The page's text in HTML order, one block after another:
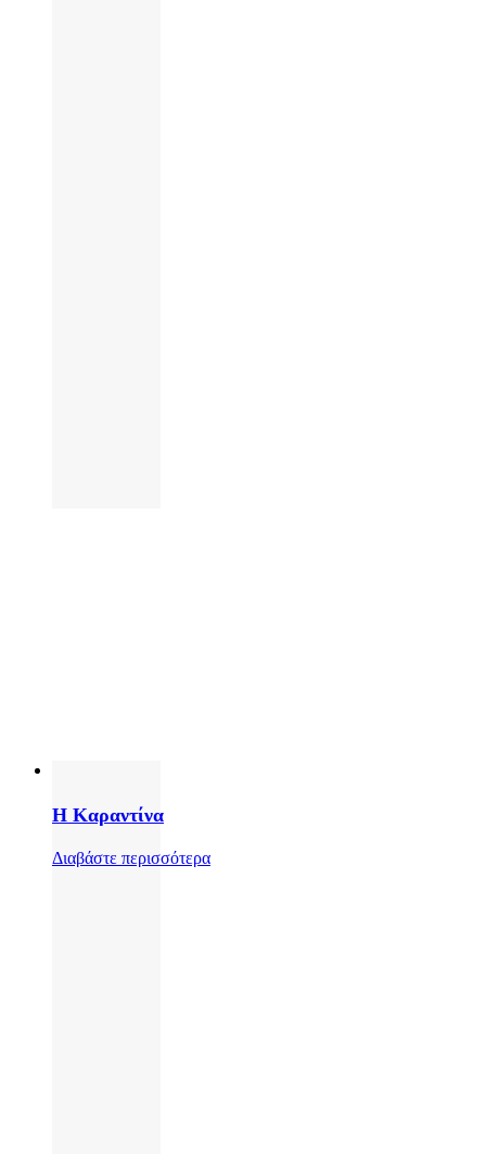
Η Καραντίνα
Διαβάστε περισσότερα